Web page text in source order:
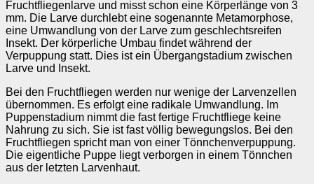
Fruchtfliegenlarve und misst schon eine Körperlänge von 3
mm. Die Larve durchlebt eine sogenannte Metamorphose,
eine Umwandlung von der Larve zum geschlechtsreifen
Insekt. Der körperliche Umbau findet während der
Verpuppung statt. Dies ist ein Übergangstadium zwischen
Larve und Insekt.
Bei den Fruchtfliegen werden nur wenige der Larvenzellen
übernommen. Es erfolgt eine radikale Umwandlung. Im
Puppenstadium nimmt die fast fertige Fruchtfliege keine
Nahrung zu sich. Sie ist fast völlig bewegungslos. Bei den
Fruchtfliegen spricht man von einer Tönnchenverpuppung.
Die eigentliche Puppe liegt verborgen in einem Tönnchen
aus der letzten Larvenhaut.